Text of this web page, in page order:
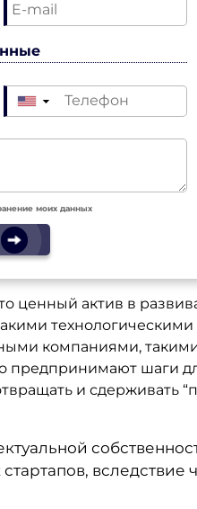
▼
моих данных
ценный актив в
технологическими
компаниями,
предпринимают шаги
и сдерживать
вследствие